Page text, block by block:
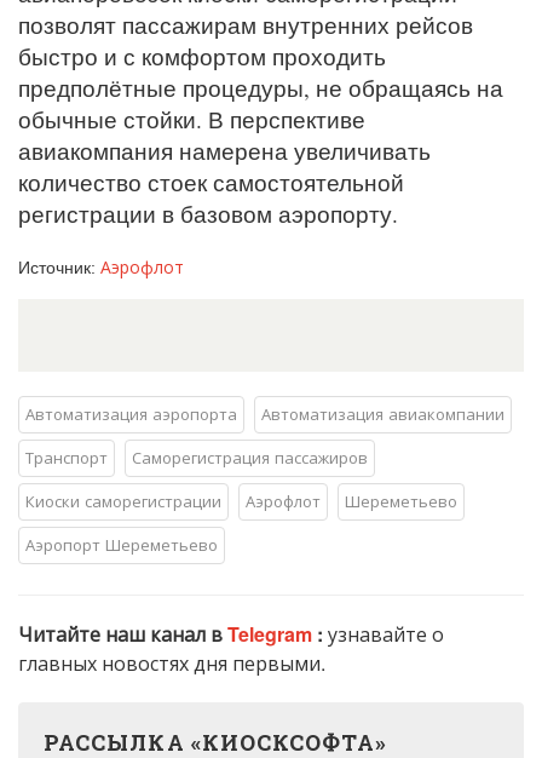
позволят пассажирам внутренних рейсов
быстро и с комфортом проходить
предполётные процедуры, не обращаясь на
обычные стойки. В перспективе
авиакомпания намерена увеличивать
количество стоек самостоятельной
регистрации в базовом аэропорту.
Источник: Аэрофлот
Автоматизация аэропорта
Автоматизация авиакомпании
Транспорт
Саморегистрация пассажиров
Киоски саморегистрации
Аэрофлот
Шереметьево
Аэропорт Шереметьево
Читайте наш канал вTelegram : узнавайте о
главных новостях дня первыми.
РАССЫЛКА «КИОСКСОФТА»